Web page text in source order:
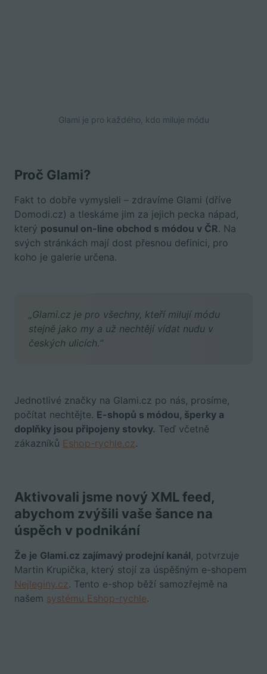
Glami je pro každého, kdo miluje módu
Proč Glami?
Fakt to dobře vymysleli – zdravíme Glami (dříve
Domodi.cz) a tleskáme jim za jejich pecka nápad,
který posunul on-line obchod s módou v ČR. Na
svých stránkách mají dost přesnou definici, pro
koho je galerie určena.
„Glami.cz je pro všechny, kteří milují módu
stejně jako my a už nechtějí vídat nudu v
českých ulicích.“
Jednotlivé značky na Glami.cz po nás, prosíme,
počítat nechtějte. E-shopů s módou, šperky a
doplňky jsou připojeny stovky. Teď včetně
zákazníků Eshop-rychle.cz.
Aktivovali jsme nový XML feed,
abychom zvýšili vaše šance na
úspěch v podnikání
Že je Glami.cz zajímavý prodejní kanál, potvrzuje
Martin Krupička, který stojí za úspěšným e-shopem
Nejleginy.cz. Tento e-shop běží samozřejmě na
našem systému Eshop-rychle.